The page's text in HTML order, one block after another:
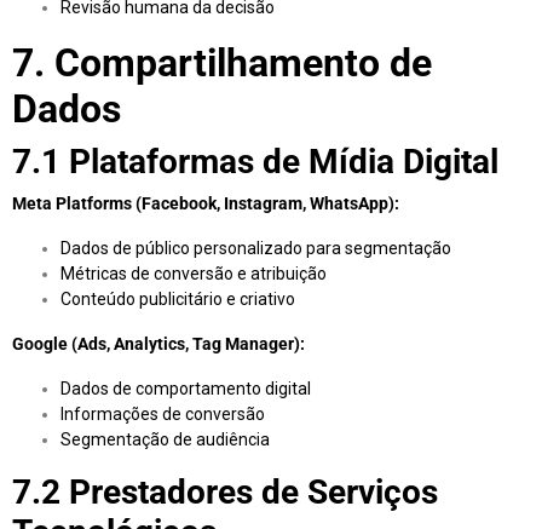
Revisão humana da decisão
7. Compartilhamento de
Dados
7.1 Plataformas de Mídia Digital
Meta Platforms (Facebook, Instagram, WhatsApp):
Dados de público personalizado para segmentação
Métricas de conversão e atribuição
Conteúdo publicitário e criativo
Google (Ads, Analytics, Tag Manager):
Dados de comportamento digital
Informações de conversão
Segmentação de audiência
7.2 Prestadores de Serviços